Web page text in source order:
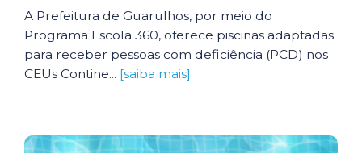
A Prefeitura de Guarulhos, por meio do
Programa Escola 360, oferece piscinas adaptadas
para receber pessoas com deficiência (PCD) nos
CEUs Contine... [saiba mais]